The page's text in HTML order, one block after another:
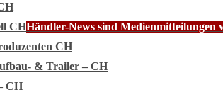
CHHändler-News sind Medienmitteilungen
CH
& Trailer – CH
CH